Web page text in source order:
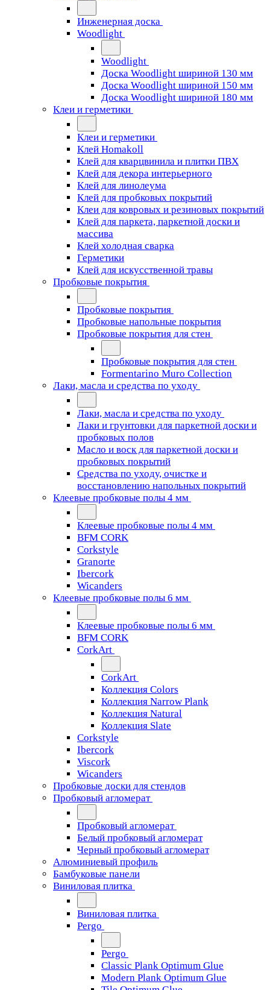
Инженерная доска
Woodlight
Woodlight
Доска Woodlight шириной 130 мм
Доска Woodlight шириной 150 мм
Доска Woodlight шириной 180 мм
Клеи и герметики
Клеи и герметики
Клей Homakoll
Клей для кварцвинила и плитки ПВХ
Клей для декора интерьерного
Клей для линолеума
Клей для пробковых покрытий
Клеи для ковровых и резиновых покрытий
Клей для паркета, паркетной доски и
массива
Клей холодная сварка
Герметики
Клей для искусственной травы
Пробковые покрытия
Пробковые покрытия
Пробковые напольные покрытия
Пробковые покрытия для стен
Пробковые покрытия для стен
Formentarino Muro Collection
Лаки, масла и средства по уходу
Лаки, масла и средства по уходу
Лаки и грунтовки для паркетной доски и
пробковых полов
Масло и воск для паркетной доски и
пробковых покрытий
Средства по уходу, очистке и
восстановлению напольных покрытий
Клеевые пробковые полы 4 мм
Клеевые пробковые полы 4 мм
BFM CORK
Corkstyle
Granorte
Ibercork
Wicanders
Клеевые пробковые полы 6 мм
Клеевые пробковые полы 6 мм
BFM CORK
CorkArt
CorkArt
Коллекция Colors
Коллекция Narrow Plank
Коллекция Natural
Коллекция Slate
Corkstyle
Ibercork
Viscork
Wicanders
Пробковые доски для стендов
Пробковый агломерат
Пробковый агломерат
Белый пробковый агломерат
Черный пробковый агломерат
Алюминиевый профиль
Бамбуковые панели
Виниловая плитка
Виниловая плитка
Pergo
Pergo
Classic Plank Optimum Glue
Modern Plank Optimum Glue